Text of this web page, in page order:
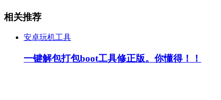
相关推荐
安卓玩机工具
一键解包打包boot工具修正版。你懂得！！